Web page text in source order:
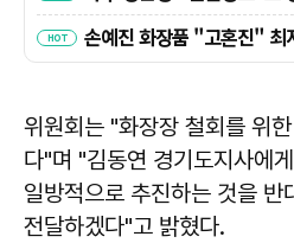
위원회는 "화장장 철회를 위
다"며 "김동연 경기도지사에
일방적으로 추진하는 것을 반
전달하겠다"고 밝혔다.